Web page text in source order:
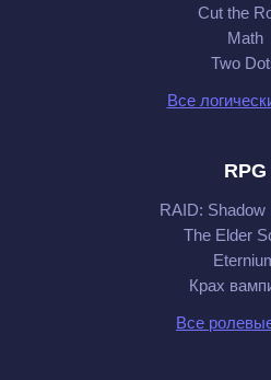
Cut the
Math
Two
Все
RPG
RAID: Shadow
The Elder
Крах
Все